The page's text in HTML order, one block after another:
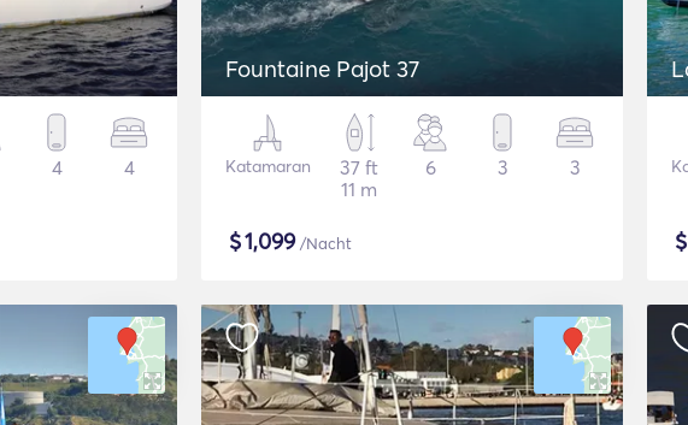
4 4
Fountaine Pajot 37
Katamaran
37 ft
11 m
6 3 3
$1,099/Nacht